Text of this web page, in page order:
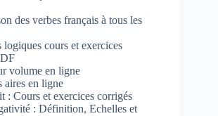
des verbes français à tous les
logiques cours et exercices
volume en ligne
aires en ligne
: Cours et exercices corrigés
: Définition, Echelles et